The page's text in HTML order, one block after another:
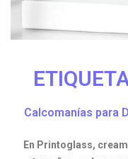
Calcomanías para
En Printoglass,